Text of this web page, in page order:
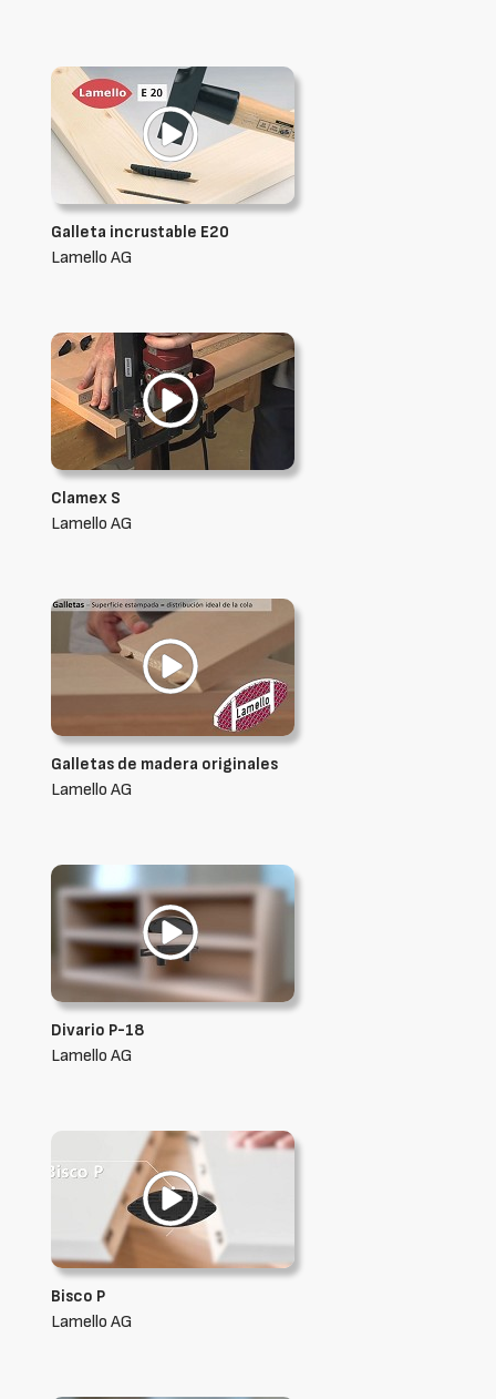
Galleta incrustable E20
Lamello AG
Clamex S
Lamello AG
Galletas de madera originales
Lamello AG
Divario P-18
Lamello AG
Bisco P
Lamello AG